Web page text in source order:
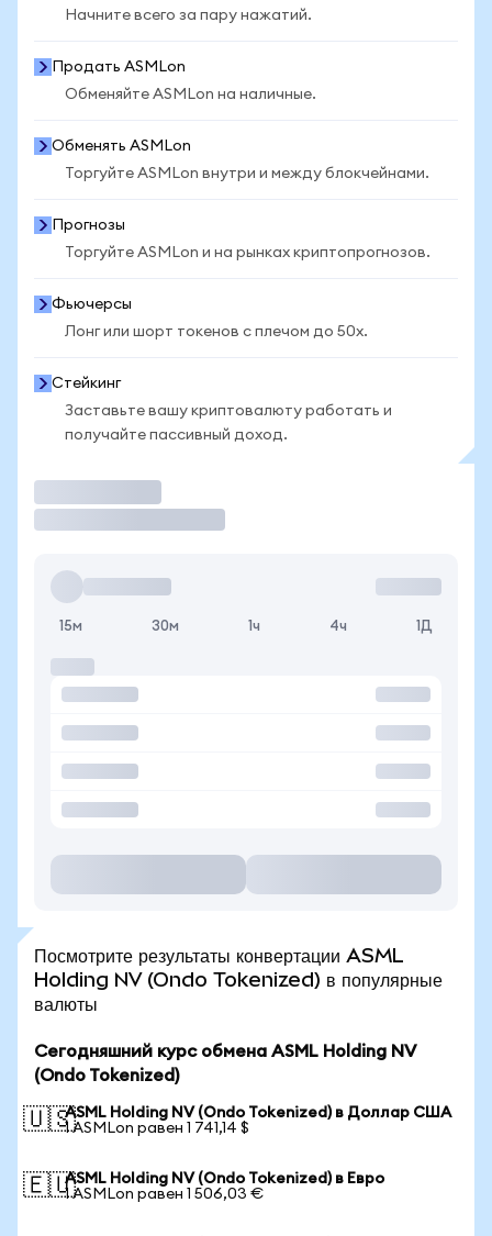
Начните всего за пару нажатий.
Продать ASMLon
Обменяйте ASMLon на наличные.
Обменять ASMLon
Торгуйте ASMLon внутри и между блокчейнами.
Прогнозы
Торгуйте ASMLon и на рынках криптопрогнозов.
Фьючерсы
Лонг или шорт токенов с плечом до 50x.
Стейкинг
Заставьте вашу криптовалюту работать и
получайте пассивный доход.
15м 30м 1ч 4ч 1Д
Посмотрите результаты конвертации ASML
Holding NV (Ondo Tokenized) в популярные
валюты
Сегодняшний курс обмена ASML Holding NV
(Ondo Tokenized)
🇺🇸ASML Holding NV (Ondo Tokenized) в Доллар США
1 ASMLon равен 1 741,14 $
🇪🇺ASML Holding NV (Ondo Tokenized) в Евро
1 ASMLon равен 1 506,03 €